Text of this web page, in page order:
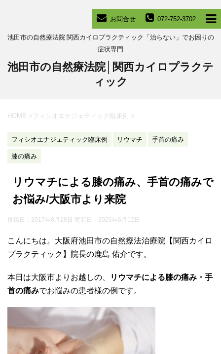
072-752-3702
お問合せ
池田市の自然療法院 関西カイロプラクティック「治らない」でお困りの
症状専門
池田市の自然療法院│関西カイロプラクテ
ィック
HOME > フィシオエナジェティック臨床例 >
フィシオエナジェティック臨床例 リウマチ 手首の痛み
膝の痛み
リウマチによる膝の痛み、手首の痛みで
お悩み/大阪市より来院
投稿日：2017年8月28日 更新日： 2026年6月12日
こんにちは。大阪府池田市の自然療法治療院【関西カイロ
プラクティック】院長の鹿島 佑介です。
本日は大阪市よりお越しの、
リウマチによる膝の痛み・手
首の痛みでお悩みの患者様の例です。